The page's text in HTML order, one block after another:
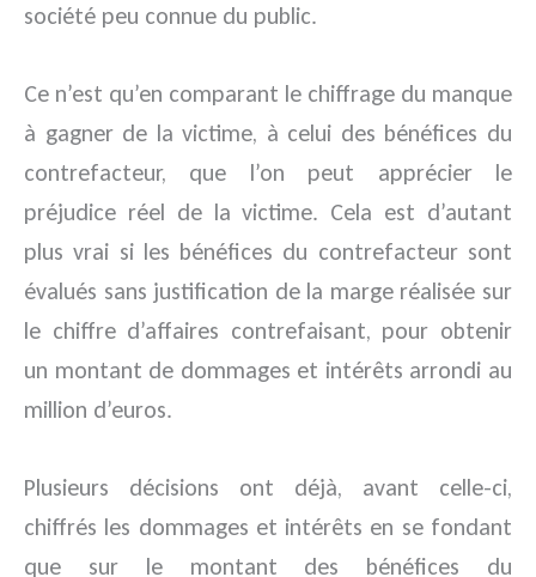
société peu connue du public.
Ce n’est qu’en comparant le chiffrage du manque
à gagner de la victime, à celui des bénéfices du
contrefacteur, que l’on peut apprécier le
préjudice réel de la victime. Cela est d’autant
plus vrai si les bénéfices du contrefacteur sont
évalués sans justification de la marge réalisée sur
le chiffre d’affaires contrefaisant, pour obtenir
un montant de dommages et intérêts arrondi au
million d’euros.
Plusieurs décisions ont déjà, avant celle-ci,
chiffrés les dommages et intérêts en se fondant
que sur le montant des bénéfices du